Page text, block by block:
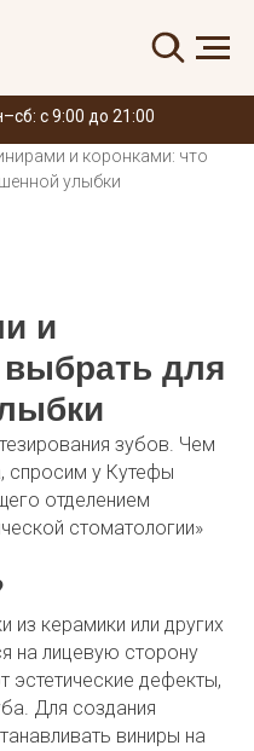
с 9:00 до 21:00
и коронками: что
улыбки
и
для
зубов. Чем
спросим у Кутефы
отделением
стоматологии»
из керамики или других
на лицевую сторону
эстетические дефекты,
Для создания
виниры на